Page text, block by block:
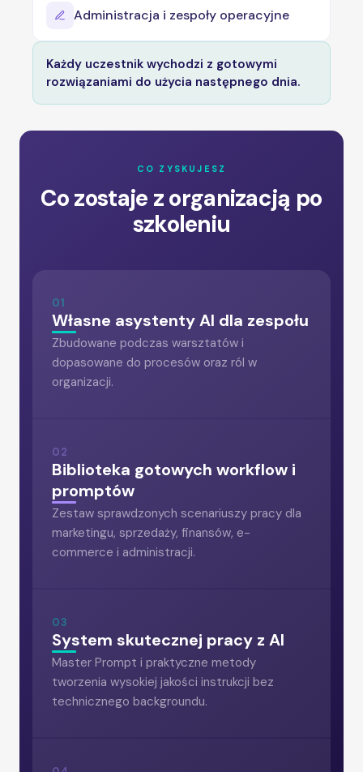
Administracja i zespoły operacyjne
Każdy uczestnik wychodzi z gotowymi
rozwiązaniami do użycia następnego dnia.
CO ZYSKUJESZ
Co zostaje z organizacją po
szkoleniu
01
Własne asystenty AI dla zespołu
Zbudowane podczas warsztatów i
dopasowane do procesów oraz ról w
organizacji.
02
Biblioteka gotowych workflow i
promptów
Zestaw sprawdzonych scenariuszy pracy dla
marketingu, sprzedaży, finansów, e-
commerce i administracji.
03
System skutecznej pracy z AI
Master Prompt i praktyczne metody
tworzenia wysokiej jakości instrukcji bez
technicznego backgroundu.